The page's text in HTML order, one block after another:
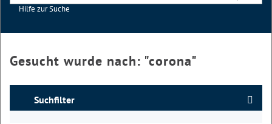
Hilfe zur Suche
Gesucht wurde nach: "corona"
Suchfilter